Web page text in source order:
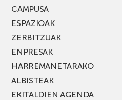
CAMPUSA
ESPAZIOAK
ZERBITZUAK
ENPRESAK
HARREMANETARAKO
ALBISTEAK
EKITALDIEN AGENDA